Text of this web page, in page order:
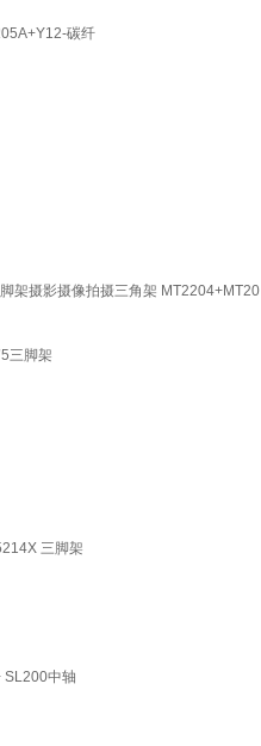
碳纤
架摄影摄像拍摄三角架 MT2204+MT20
三脚架
三脚架
SL200中轴